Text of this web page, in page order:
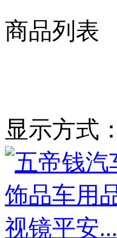
商品列表
显示方式：